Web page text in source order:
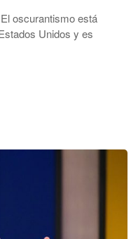
oscurantismo está
Unidos y es